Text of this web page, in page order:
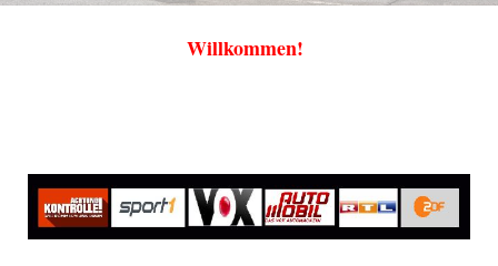
Willkommen!